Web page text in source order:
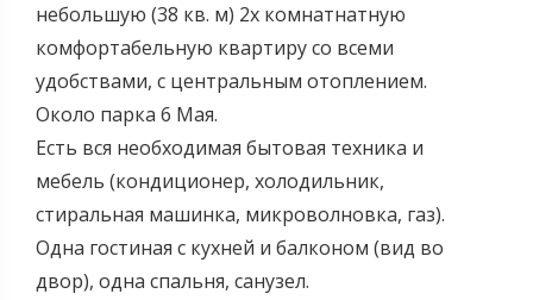
небольшую (38 кв. м) 2х комнатнатную
комфортабельную квартиру со всеми
удобствами, с центральным отоплением.
Около парка 6 Мая.
Есть вся необходимая бытовая техника и
мебель (кондиционер, холодильник,
стиральная машинка, микроволновка, газ).
Одна гостиная с кухней и балконом (вид во
двор), одна спальня, санузел.